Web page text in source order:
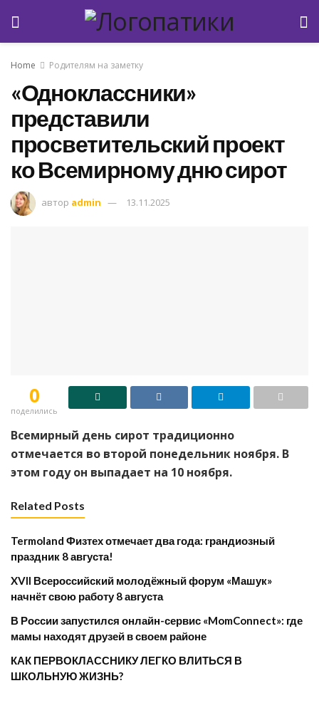
Home Родителям на заметку
«Одноклассники»
представили
просветительский проект
ко Всемирному дню сирот
автор admin 13.11.2025
0
поделились
Всемирный день сирот традиционно
отмечается во второй понедельник ноября. В
этом году он выпадает на 10 ноября.
Related Posts
Termoland Физтех отмечает два года: грандиозный
праздник 8 августа!
XVII Всероссийский молодёжный форум «Машук»
начнёт свою работу 8 августа
​В России запустился онлайн-сервис «MomConnect»: где
мамы находят друзей в своем районе
КАК ПЕРВОКЛАССНИКУ ЛЕГКО ВЛИТЬСЯ В
ШКОЛЬНУЮ ЖИЗНЬ?